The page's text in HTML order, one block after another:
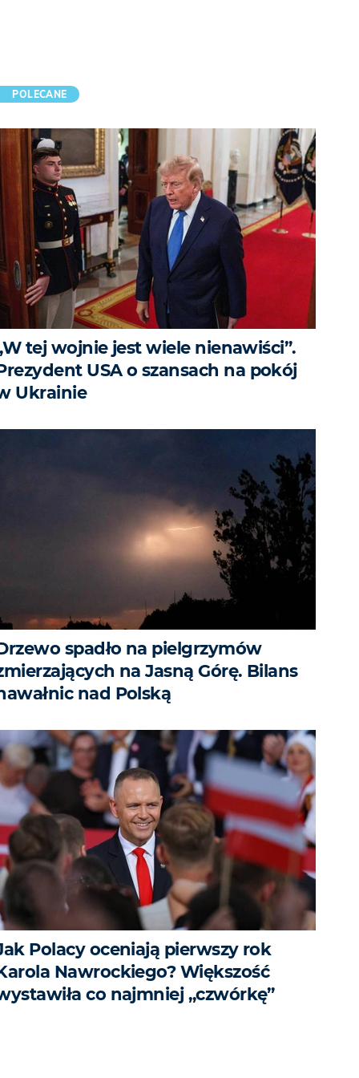
POLECANE
tej wojnie jest wiele nienawiści”.
USA o szansach na pokój
Ukrainie
spadło na pielgrzymów
na Jasną Górę. Bilans
nad Polską
Polacy oceniają pierwszy rok
Nawrockiego? Większość
co najmniej „czwórkę”